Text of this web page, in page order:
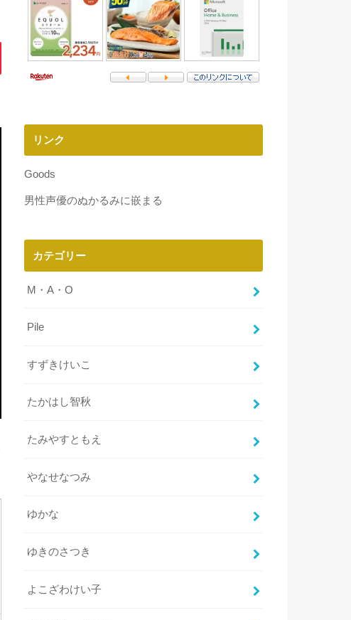
リンク
Goods
男性声優のぬかるみに嵌まる
カテゴリー
M・A・O
Pile
すずきけいこ
たかはし智秋
たみやすともえ
やなせなつみ
ゆかな
ゆきのさつき
よこざわけい子